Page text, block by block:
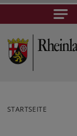
STARTSEITE